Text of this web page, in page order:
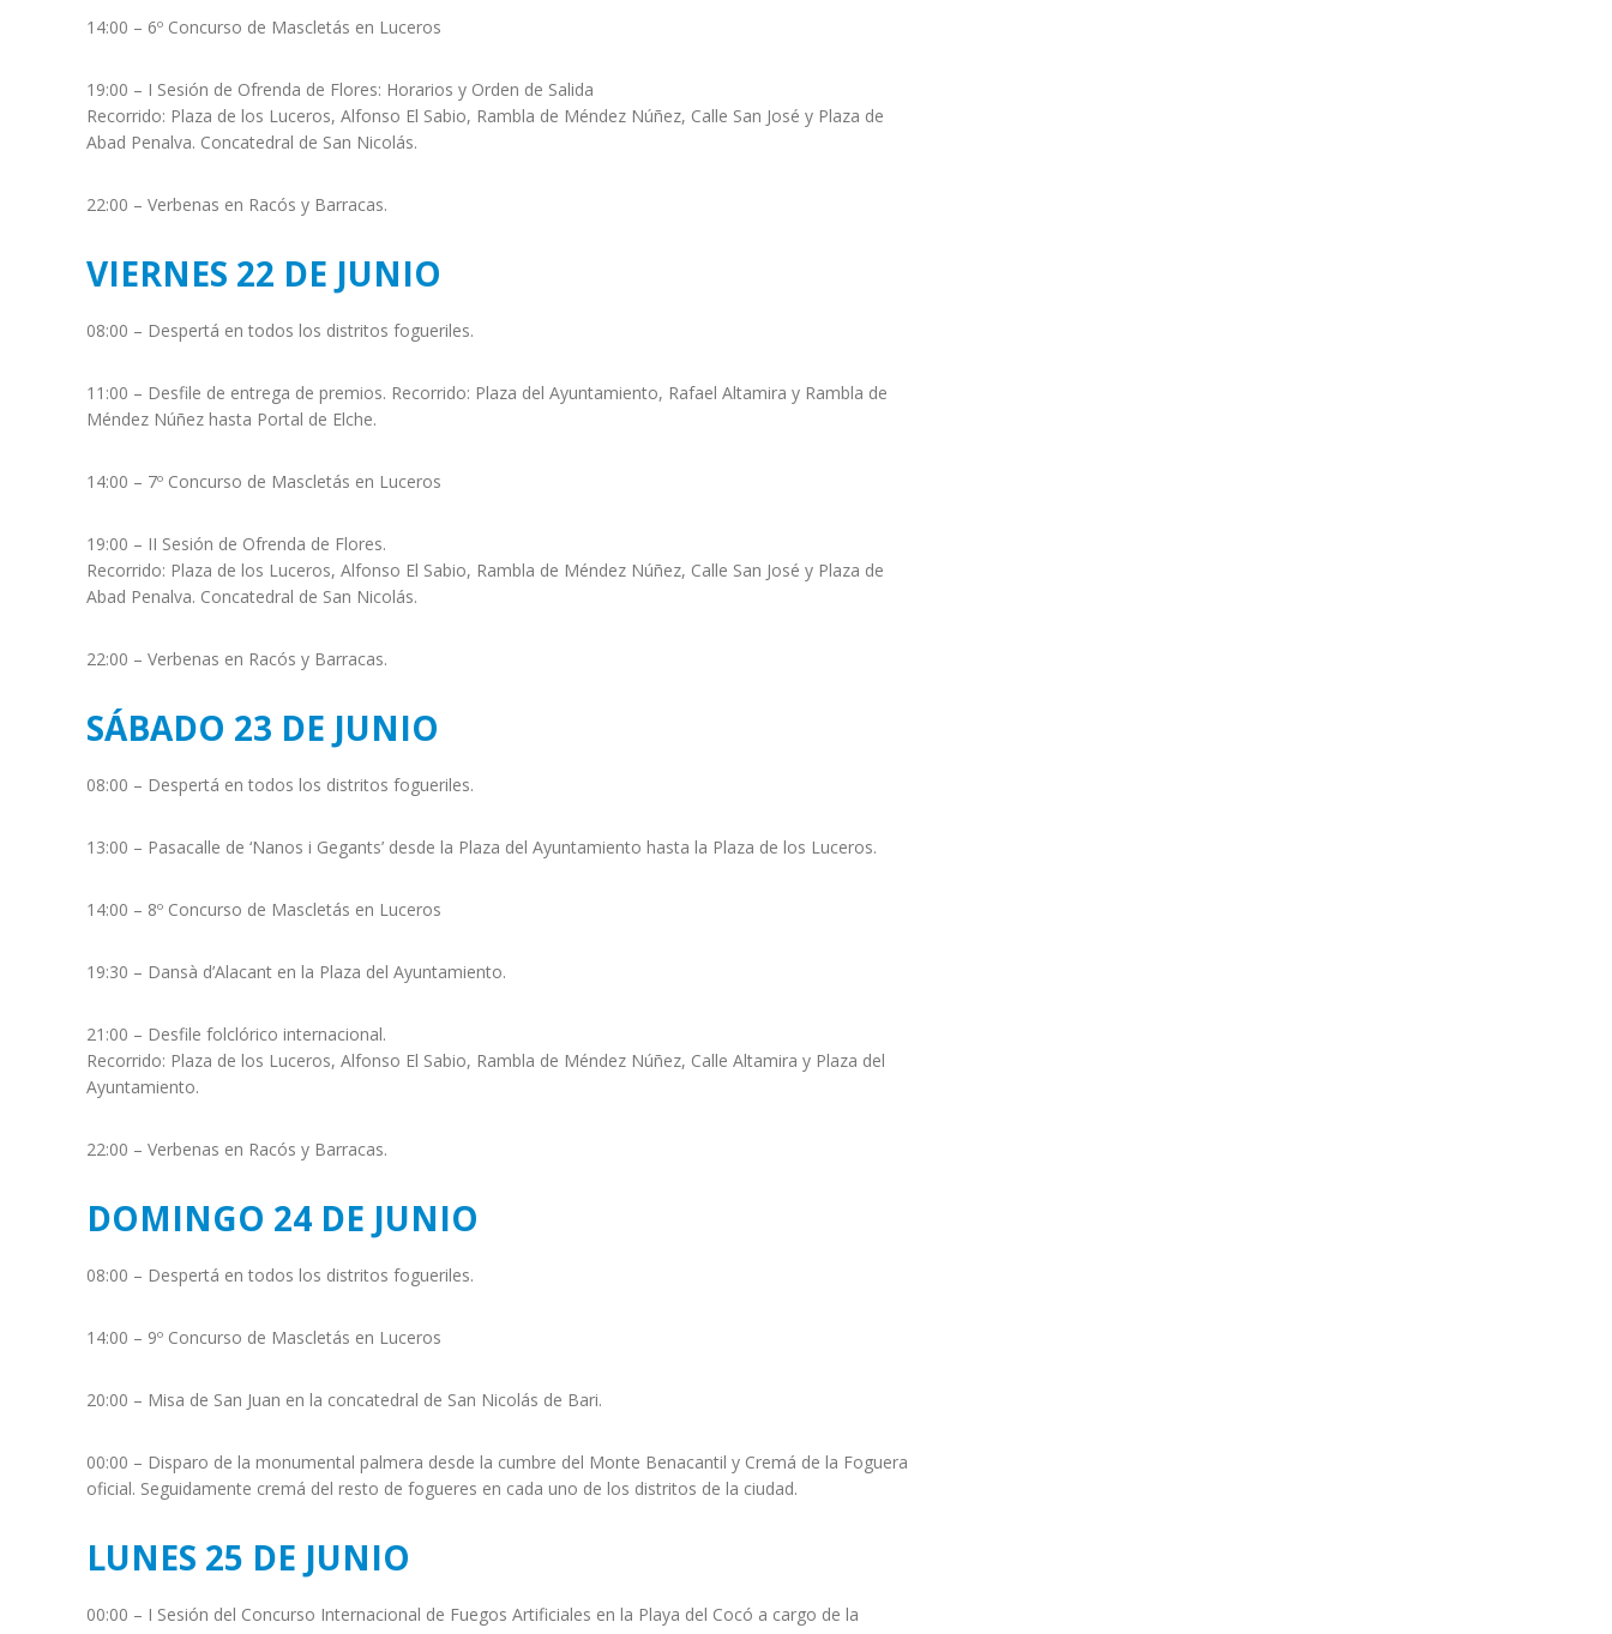
14:00 – 6º Concurso de Mascletás en Luceros
19:00 – I Sesión de Ofrenda de Flores: Horarios y Orden de Salida
Recorrido: Plaza de los Luceros, Alfonso El Sabio, Rambla de Méndez Núñez, Calle San José y Plaza de
Abad Penalva. Concatedral de San Nicolás.
22:00 – Verbenas en Racós y Barracas.
VIERNES 22 DE JUNIO
08:00 – Despertá en todos los distritos fogueriles.
11:00 – Desfile de entrega de premios. Recorrido: Plaza del Ayuntamiento, Rafael Altamira y Rambla de
Méndez Núñez hasta Portal de Elche.
14:00 – 7º Concurso de Mascletás en Luceros
19:00 – II Sesión de Ofrenda de Flores.
Recorrido: Plaza de los Luceros, Alfonso El Sabio, Rambla de Méndez Núñez, Calle San José y Plaza de
Abad Penalva. Concatedral de San Nicolás.
22:00 – Verbenas en Racós y Barracas.
SÁBADO 23 DE JUNIO
08:00 – Despertá en todos los distritos fogueriles.
13:00 – Pasacalle de ‘Nanos i Gegants’ desde la Plaza del Ayuntamiento hasta la Plaza de los Luceros.
14:00 – 8º Concurso de Mascletás en Luceros
19:30 – Dansà d’Alacant en la Plaza del Ayuntamiento.
21:00 – Desfile folclórico internacional.
Recorrido: Plaza de los Luceros, Alfonso El Sabio, Rambla de Méndez Núñez, Calle Altamira y Plaza del
Ayuntamiento.
22:00 – Verbenas en Racós y Barracas.
DOMINGO 24 DE JUNIO
08:00 – Despertá en todos los distritos fogueriles.
14:00 – 9º Concurso de Mascletás en Luceros
20:00 – Misa de San Juan en la concatedral de San Nicolás de Bari.
00:00 – Disparo de la monumental palmera desde la cumbre del Monte Benacantil y Cremá de la Foguera
oficial. Seguidamente cremá del resto de fogueres en cada uno de los distritos de la ciudad.
LUNES 25 DE JUNIO
00:00 – I Sesión del Concurso Internacional de Fuegos Artificiales en la Playa del Cocó a cargo de la